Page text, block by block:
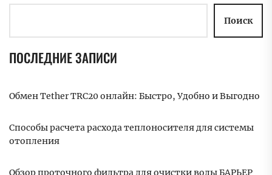
Поиск
ПОСЛЕДНИЕ ЗАПИСИ
Обмен Tether TRC20 онлайн: Быстро, Удобно и Выгодно
Способы расчета расхода теплоносителя для системы
отопления
Обзор проточного фильтра для очистки воды БАРЬЕР